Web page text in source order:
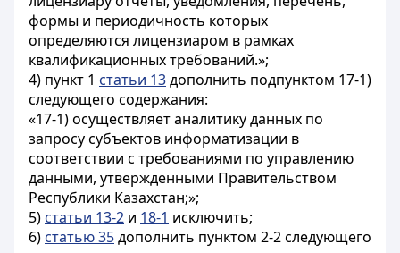
формы и периодичность которых
определяются лицензиаром в рамках
квалификационных требований.»;
4) пункт 1 статьи 13дополнить подпунктом 17-1)
следующего содержания:
«17-1) осуществляет аналитику данных по
запросу субъектов информатизации в
соответствии с требованиями по управлению
данными, утвержденными Правительством
Республики Казахстан;»;
5) статьи 13-2 и 18-1 исключить;
6) статью 35дополнить пунктом 2-2 следующего